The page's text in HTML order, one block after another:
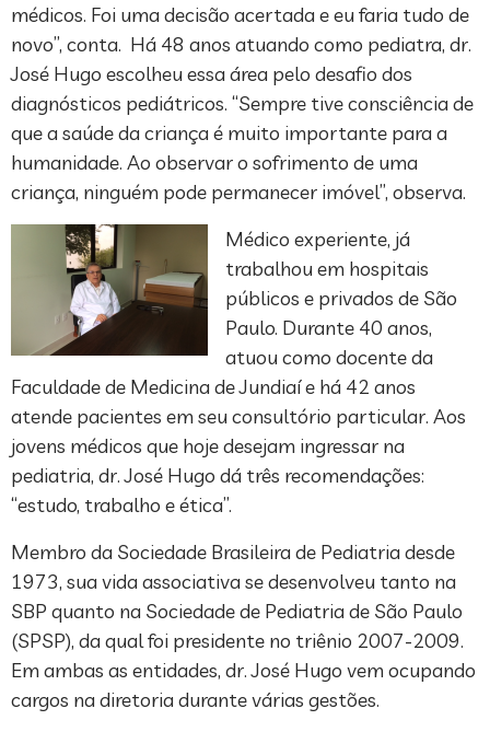
médicos. Foi uma decisão acertada e eu faria tudo de
novo”, conta. Há 48 anos atuando como pediatra, dr.
José Hugo escolheu essa área pelo desafio dos
diagnósticos pediátricos. “Sempre tive consciência de
que a saúde da criança é muito importante para a
humanidade. Ao observar o sofrimento de uma
criança, ninguém pode permanecer imóvel”, observa.
Médico experiente, já
trabalhou em hospitais
públicos e privados de São
Paulo. Durante 40 anos,
atuou como docente da
Faculdade de Medicina de Jundiaí e há 42 anos
atende pacientes em seu consultório particular. Aos
jovens médicos que hoje desejam ingressar na
pediatria, dr. José Hugo dá três recomendações:
“estudo, trabalho e ética”.
Membro da Sociedade Brasileira de Pediatria desde
1973, sua vida associativa se desenvolveu tanto na
SBP quanto na Sociedade de Pediatria de São Paulo
(SPSP), da qual foi presidente no triênio 2007-2009.
Em ambas as entidades, dr. José Hugo vem ocupando
cargos na diretoria durante várias gestões.